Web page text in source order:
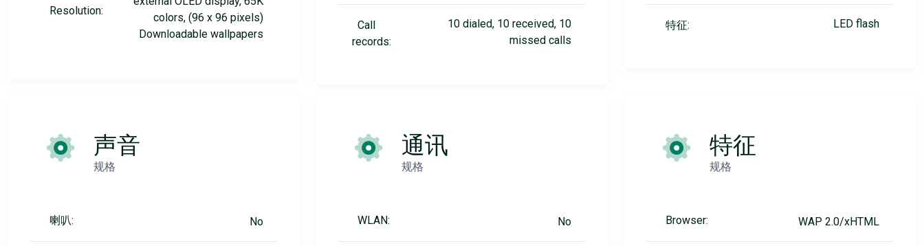
Resolution:
colors, (96 x 96 pixels)
Downloadable wallpapers
Call
records:
10 dialed, 10 received, 10
missed calls
特征: LED flash
声音
规格
喇叭: No
通讯
规格
WLAN: No
特征
规格
Browser: WAP 2.0/xHTML